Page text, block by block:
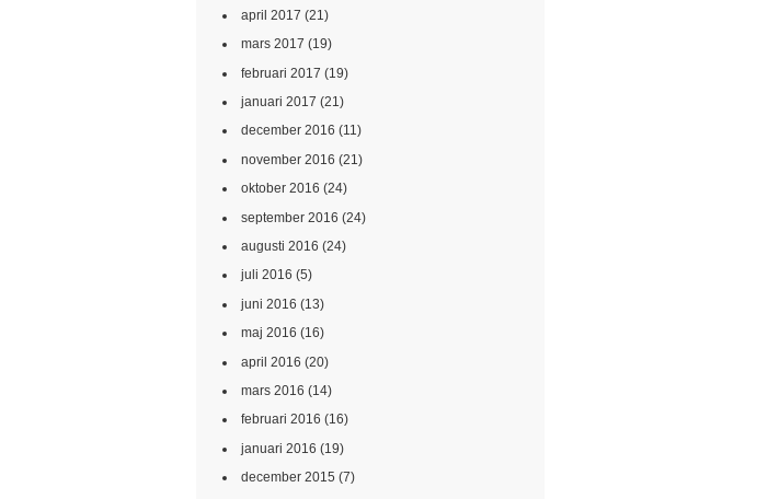
april 2017 (21)
mars 2017 (19)
februari 2017 (19)
januari 2017 (21)
december 2016 (11)
november 2016 (21)
oktober 2016 (24)
september 2016 (24)
augusti 2016 (24)
juli 2016 (5)
juni 2016 (13)
maj 2016 (16)
april 2016 (20)
mars 2016 (14)
februari 2016 (16)
januari 2016 (19)
december 2015 (7)